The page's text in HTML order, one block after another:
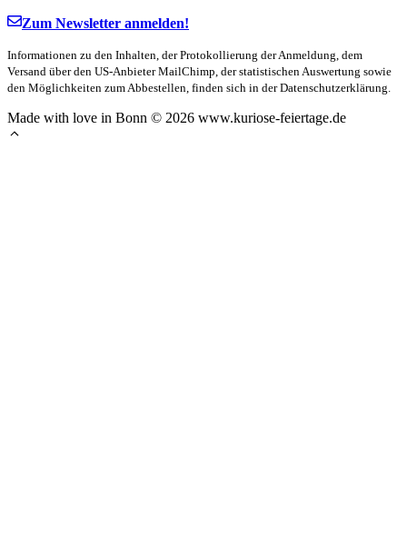
Zum Newsletter anmelden!
Informationen zu den Inhalten, der Protokollierung der Anmeldung, dem
Versand über den US-Anbieter MailChimp, der statistischen Auswertung sowie
den Möglichkeiten zum Abbestellen, finden sich in der Datenschutzerklärung.
Made with love in Bonn © 2026 www.kuriose-feiertage.de